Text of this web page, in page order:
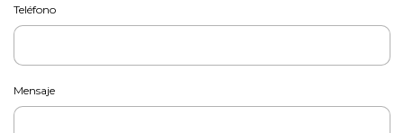
Teléfono
Mensaje